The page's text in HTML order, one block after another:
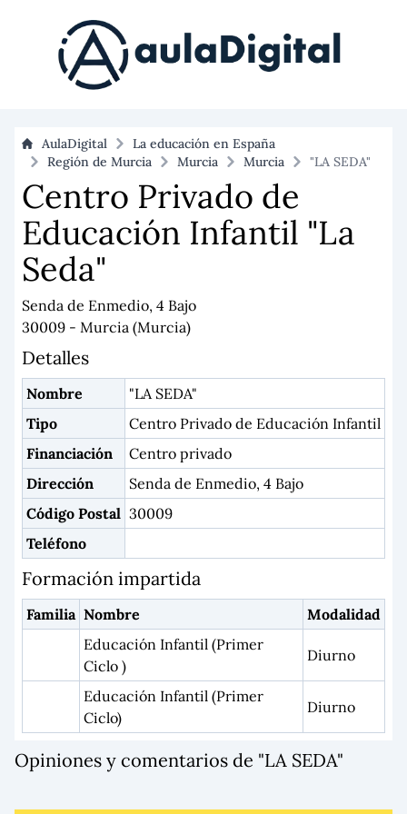
AulaDigital
La educación en España
Región de Murcia
Murcia Murcia "LA SEDA"
Centro Privado de
Educación Infantil "La
Seda"
Senda de Enmedio, 4 Bajo
30009 - Murcia (Murcia)
Detalles
Nombre
"LA SEDA"
Tipo
Centro Privado de Educación Infantil
Financiación
Centro privado
Dirección
Senda de Enmedio, 4 Bajo
Código Postal 30009
Teléfono
Formación impartida
Familia Nombre
Modalidad
Educación Infantil (Primer
Ciclo )
Diurno
Educación Infantil (Primer
Ciclo)
Diurno
Opiniones y comentarios de "LA SEDA"